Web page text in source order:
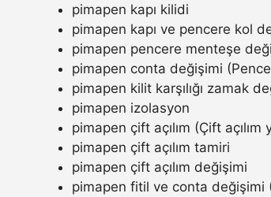
pimapen kapı kilidi
pimapen kapı ve pencere kol
pimapen pencere menteşe
pimapen conta değişimi
pimapen kilit karşılığı zamak
pimapen izolasyon
pimapen çift açılım (Çift
pimapen çift açılım tamiri
pimapen çift açılım değişimi
pimapen fitil ve conta değişimi